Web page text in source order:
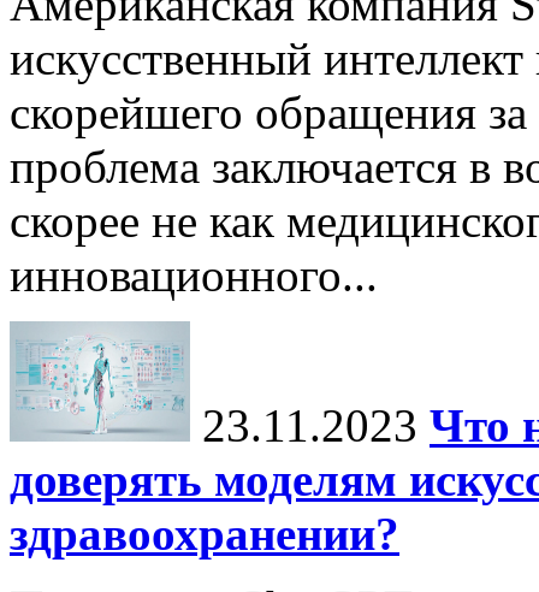
искусственный
скорейшего обращения
проблема заключается в
скорее не как
инновационного...
23.11.2023 Что
доверять моделям
здравоохранении?